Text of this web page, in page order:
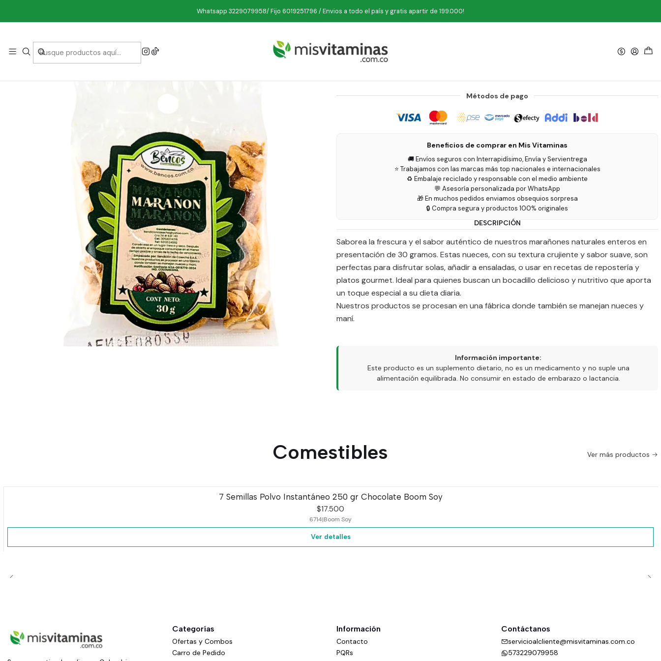
Whatsapp 3229079958/ Fijo 6019251796 / Envios a todo el país y gratis apartir de 199.000!
Inicio Comestibles Marañón 30 gr Bencos
Métodos de pago
Beneficios de comprar en Mis Vitaminas
🚚 Envíos seguros con Interrapidísimo, Envía y Servientrega
⭐ Trabajamos con las marcas más top nacionales e internacionales
♻️ Embalaje reciclado y responsable con el medio ambiente
💬 Asesoría personalizada por WhatsApp
🎁 En muchos pedidos enviamos obsequios sorpresa
🔒 Compra segura y productos 100% originales
DESCRIPCIÓN
Saborea la frescura y el sabor auténtico de nuestros marañones naturales enteros en
presentación de 30 gramos. Estas nueces, con su textura crujiente y sabor suave, son
perfectas para disfrutar solas, añadir a ensaladas, o usar en recetas de repostería y
platos gourmet. Ideal para quienes buscan un bocadillo delicioso y nutritivo que aporta
un toque especial a su dieta diaria.
Nuestros productos se procesan en una fábrica donde también se manejan nueces y
maní.
Información importante:
Este producto es un suplemento dietario, no es un medicamento y no suple una
alimentación equilibrada. No consumir en estado de embarazo o lactancia.
Comestibles Ver más productos
7 Semillas Polvo Instantáneo 250 gr Chocolate Boom Soy
$17.500
6714|Boom Soy
Ver detalles
Categorías
Ofertas y Combos
Carro de Pedido
Información
Contacto
PQRs
Contáctanos
servicioalcliente@misvitaminas.com.co
573229079958